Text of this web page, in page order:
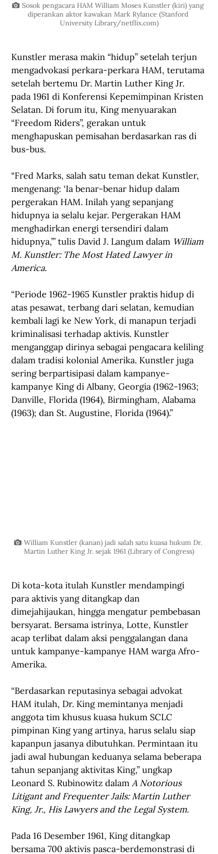
Sosok pengacara HAM William Moses Kunstler (kiri) yang
diperankan aktor kawakan Mark Rylance (Stanford
University Library/netflix.com)
Kunstler merasa makin “hidup” setelah terjun
mengadvokasi perkara-perkara HAM, terutama
setelah bertemu Dr. Martin Luther King Jr.
pada 1961 di Konferensi Kepemimpinan Kristen
Selatan. Di forum itu, King menyuarakan
“Freedom Riders”, gerakan untuk
menghapuskan pemisahan berdasarkan ras di
bus-bus.
“Fred Marks, salah satu teman dekat Kunstler,
mengenang: ‘Ia benar-benar hidup dalam
pergerakan HAM. Inilah yang sepanjang
hidupnya ia selalu kejar. Pergerakan HAM
menghadirkan energi tersendiri dalam
hidupnya,’” tulis David J. Langum dalam William
M. Kunstler: The Most Hated Lawyer in
America.
“Periode 1962-1965 Kunstler praktis hidup di
atas pesawat, terbang dari selatan, kemudian
kembali lagi ke New York, di manapun terjadi
kriminalisasi terhadap aktivis. Kunstler
menganggap dirinya sebagai pengacara keliling
dalam tradisi kolonial Amerika. Kunstler juga
sering berpartisipasi dalam kampanye-
kampanye King di Albany, Georgia (1962-1963;
Danville, Florida (1964), Birmingham, Alabama
(1963); dan St. Augustine, Florida (1964).”
William Kunstler (kanan) jadi salah satu kuasa hukum Dr.
Martin Luther King Jr. sejak 1961 (Library of Congress)
Di kota-kota itulah Kunstler mendampingi
para aktivis yang ditangkap dan
dimejahijaukan, hingga mengatur pembebasan
bersyarat. Bersama istrinya, Lotte, Kunstler
acap terlibat dalam aksi penggalangan dana
untuk kampanye-kampanye HAM warga Afro-
Amerika.
“Berdasarkan reputasinya sebagai advokat
HAM itulah, Dr. King memintanya menjadi
anggota tim khusus kuasa hukum SCLC
pimpinan King yang artinya, harus selalu siap
kapanpun jasanya dibutuhkan. Permintaan itu
jadi awal hubungan keduanya selama beberapa
tahun sepanjang aktivitas King,” ungkap
Leonard S. Rubinowitz dalam A Notorious
Litigant and Frequenter Jails: Martin Luther
King, Jr., His Lawyers and the Legal System.
Pada 16 Desember 1961, King ditangkap
bersama 700 aktivis pasca-berdemonstrasi di